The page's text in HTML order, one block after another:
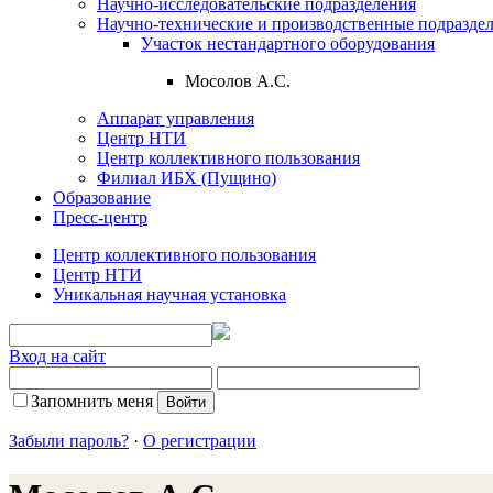
Научно-технические и производственные
Участок нестандартного оборудования
Мосолов А.С.
Аппарат управления
Центр НТИ
Центр коллективного пользования
Филиал ИБХ (Пущино)
Образование
Пресс-центр
Центр коллективного пользования
Центр НТИ
Уникальная научная установка
Вход на сайт
Запомнить меня
Забыли пароль? · О регистрации